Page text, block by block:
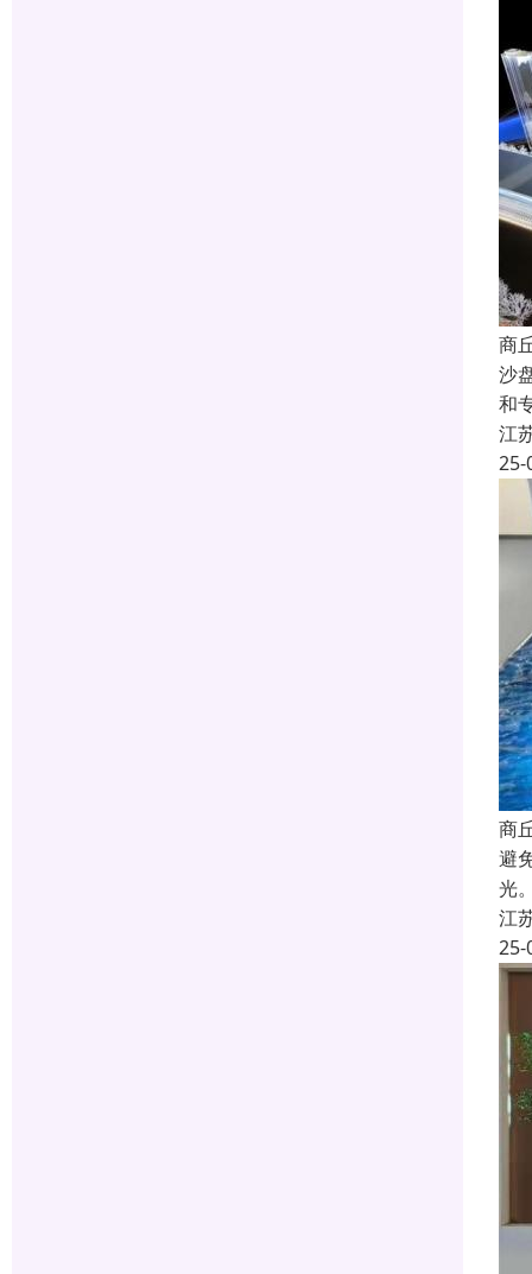
商
沙
和
江
25-
商
避
光
江
25-